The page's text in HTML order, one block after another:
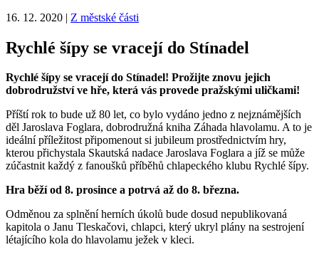
16. 12. 2020 | Z městské části
Rychlé šípy se vracejí do Stínadel
Rychlé šípy se vracejí do Stínadel! Prožijte znovu jejich
dobrodružství ve hře, která vás provede pražskými uličkami!
Příští rok to bude už 80 let, co bylo vydáno jedno z nejznámějších
děl Jaroslava Foglara, dobrodružná kniha Záhada hlavolamu. A to je
ideální příležitost připomenout si jubileum prostřednictvím hry,
kterou přichystala Skautská nadace Jaroslava Foglara a jíž se může
zúčastnit každý z fanoušků příběhů chlapeckého klubu Rychlé šípy.
Hra běží od 8. prosince a potrvá až do 8. března.
Odměnou za splnění herních úkolů bude dosud nepublikovaná
kapitola o Janu Tleskačovi, chlapci, který ukryl plány na sestrojení
létajícího kola do hlavolamu ježek v kleci.